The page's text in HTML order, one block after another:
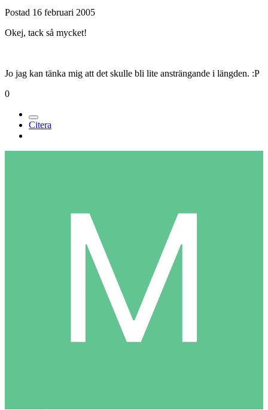
Postad 16 februari 2005
Okej, tack så mycket!
Jo jag kan tänka mig att det skulle bli lite ansträngande i längden. :P
0
Citera